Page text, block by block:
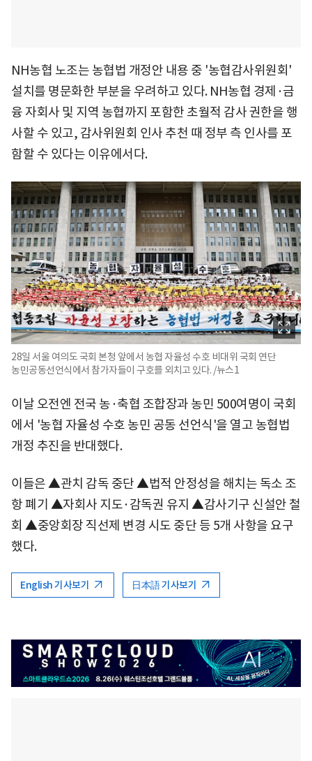
NH농협 노조는 농협법 개정안 내용 중 '농협감사위원회'
설치를 명문화한 부분을 우려하고 있다. NH농협 경제·금
융 자회사 및 지역 농협까지 포함한 초월적 감사 권한을 행
사할 수 있고, 감사위원회 인사 추천 때 정부 측 인사를 포
함할 수 있다는 이유에서다.
28일 서울 여의도 국회 본청 앞에서 농협 자율성 수호 비대위 국회 연단
농민공동선언식에서 참가자들이 구호를 외치고 있다. /뉴스1
이날 오전엔 전국 농·축협 조합장과 농민 500여명이 국회
에서 '농협 자율성 수호 농민 공동 선언식'을 열고 농협법
개정 추진을 반대했다.
이들은 ▲관치 감독 중단 ▲법적 안정성을 해치는 독소 조
항 폐기 ▲자회사 지도·감독권 유지 ▲감사기구 신설안 철
회 ▲중앙회장 직선제 변경 시도 중단 등 5개 사항을 요구
했다.
English 기사보기 日本語 기사보기